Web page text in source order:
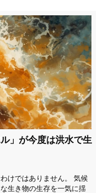
」が今度は洪水で生
けではありません。 気候
生き物の生存を一気に揺